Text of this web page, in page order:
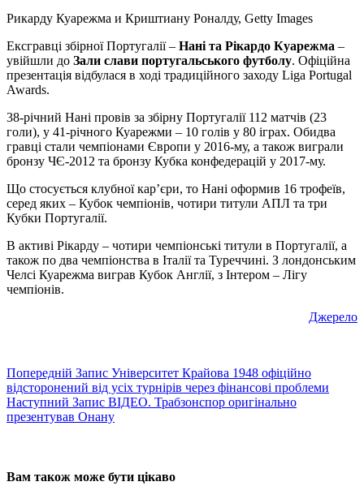
Рикарду Куарежма и Криштиану Роналду, Getty Images
Екcгравці збірної Португалії – Нані та Рікардо Куарежма –
увійшли до Зали слави португальського футболу. Офіційна
презентація відбулася в ході традиційного заходу Liga Portugal
Awards.
38-річний Нані провів за збірну Португалії 112 матчів (23
голи), у 41-річного Куарежми – 10 голів у 80 іграх. Обидва
гравці стали чемпіонами Європи у 2016-му, а також виграли
бронзу ЧЄ-2012 та бронзу Кубка конфедерацій у 2017-му.
Що стосується клубної кар’єри, то Нані оформив 16 трофеїв,
серед яких – Кубок чемпіонів, чотири титули АПЛ та три
Кубки Португалії.
В активі Рікарду – чотири чемпіонські титули в Португалії, а
також по два чемпіонства в Італії та Туреччині. З лондонським
Челсі Куарежма виграв Кубок Англії, з Інтером – Лігу
чемпіонів.
Джерело
Попередній Запис Університет Крайова 1948 офіційно
відсторонений від усіх турнірів через фінансові проблеми
Наступний Запис ВІДЕО. Трабзонспор оригінально
презентував Онану
Вам також може бути цікаво